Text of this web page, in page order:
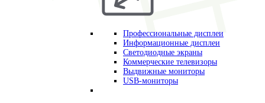
Профессиональные дисплеи
Информационные дисплеи
Светодиодные экраны
Коммерческие телевизоры
Выдвижные мониторы
USB-мониторы